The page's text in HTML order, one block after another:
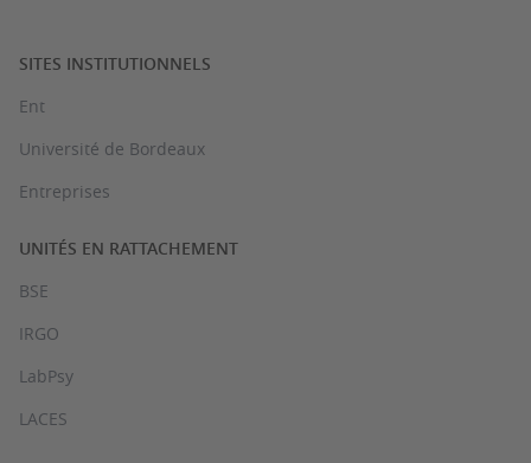
SITES INSTITUTIONNELS
Ent
Université de Bordeaux
Entreprises
UNITÉS EN RATTACHEMENT
BSE
IRGO
LabPsy
LACES